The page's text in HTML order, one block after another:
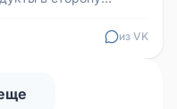
из VK